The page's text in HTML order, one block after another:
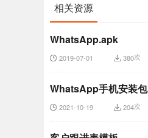
相关资源
WhatsApp.apk
2019-07-01 380次
WhatsApp手机安装包
2021-10-19 204次